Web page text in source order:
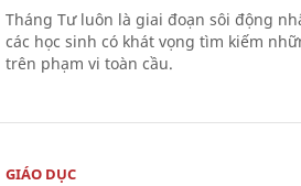
Tháng Tư luôn là giai đoạn sôi động
các học sinh có khát vọng tìm kiếm
trên phạm vi toàn cầu.
GIÁO DỤC